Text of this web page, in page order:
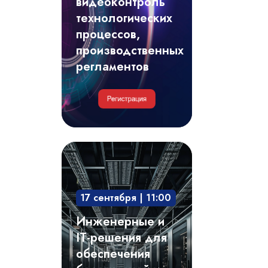
регламентов
технологических
процессов,
производственных
регламентов
Инженерные
и
IT-
решения
для
обеспечения
безотказной
17 сентября | 11:00
Инженерные и
IT-решения для
обеспечения